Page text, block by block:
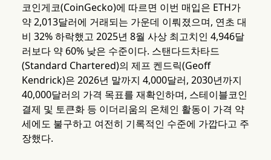
코인게코(CoinGecko)에 따르면 이번 매입은 ETH가
약 2,013달러에 거래되는 가운데 이뤄졌으며, 연초 대
비 32% 하락했고 2025년 8월 사상 최고치인 4,946달
러보다 약 60% 낮은 수준이다. 스탠다드차타드
(Standard Chartered)의 제프 켄드릭(Geoff
Kendrick)은 2026년 말까지 4,000달러, 2030년까지
40,000달러의 가격 목표를 재확인하며, 스테이블코인
결제 및 토큰화 등 이더리움의 온체인 활동이 가격 약
세에도 불구하고 여전히 기록적인 수준에 가깝다고 주
장했다.